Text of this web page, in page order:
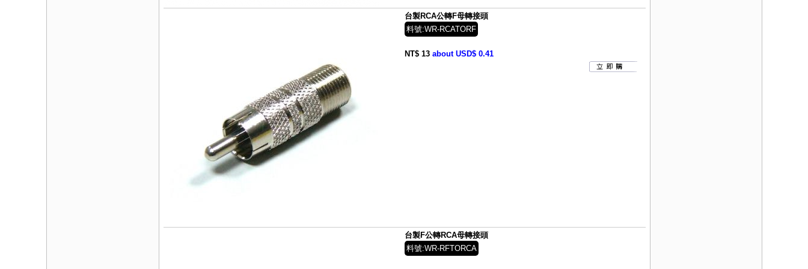
台製RCA公轉F母轉接頭
料號:WR-RCATORF
NT$ 13 about USD$ 0.41
台製F公轉RCA母轉接頭
料號:WR-RFTORCA